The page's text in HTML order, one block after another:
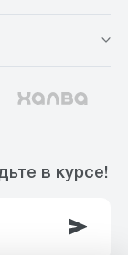
в курсе!